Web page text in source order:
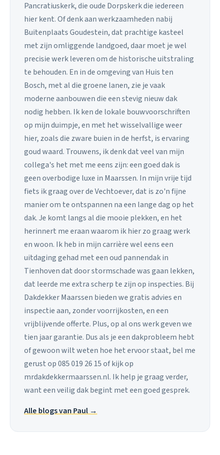
Pancratiuskerk, die oude Dorpskerk die iedereen
hier kent. Of denk aan werkzaamheden nabij
Buitenplaats Goudestein, dat prachtige kasteel
met zijn omliggende landgoed, daar moet je wel
precisie werk leveren om de historische uitstraling
te behouden. En in de omgeving van Huis ten
Bosch, met al die groene lanen, zie je vaak
moderne aanbouwen die een stevig nieuw dak
nodig hebben. Ik ken de lokale bouwvoorschriften
op mijn duimpje, en met het wisselvallige weer
hier, zoals die zware buien in de herfst, is ervaring
goud waard. Trouwens, ik denk dat veel van mijn
collega's het met me eens zijn: een goed dak is
geen overbodige luxe in Maarssen. In mijn vrije tijd
fiets ik graag over de Vechtoever, dat is zo'n fijne
manier om te ontspannen na een lange dag op het
dak. Je komt langs al die mooie plekken, en het
herinnert me eraan waarom ik hier zo graag werk
en woon. Ik heb in mijn carrière wel eens een
uitdaging gehad met een oud pannendak in
Tienhoven dat door stormschade was gaan lekken,
dat leerde me extra scherp te zijn op inspecties. Bij
Dakdekker Maarssen bieden we gratis advies en
inspectie aan, zonder voorrijkosten, en een
vrijblijvende offerte. Plus, op al ons werk geven we
tien jaar garantie. Dus als je een dakprobleem hebt
of gewoon wilt weten hoe het ervoor staat, bel me
gerust op 085 019 26 15 of kijk op
mrdakdekkermaarssen.nl. Ik help je graag verder,
want een veilig dak begint met een goed gesprek.
Alle blogs van Paul →